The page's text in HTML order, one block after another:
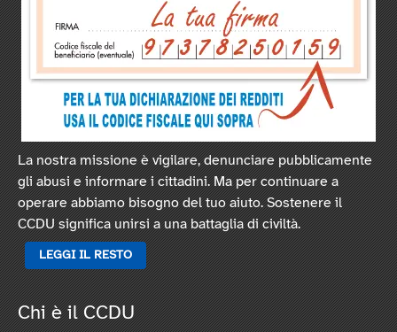
La nostra missione è vigilare, denunciare pubblicamente
gli abusi e informare i cittadini. Ma per continuare a
operare abbiamo bisogno del tuo aiuto. Sostenere il
CCDU significa unirsi a una battaglia di civiltà.
LEGGI IL RESTO
Chi è il CCDU